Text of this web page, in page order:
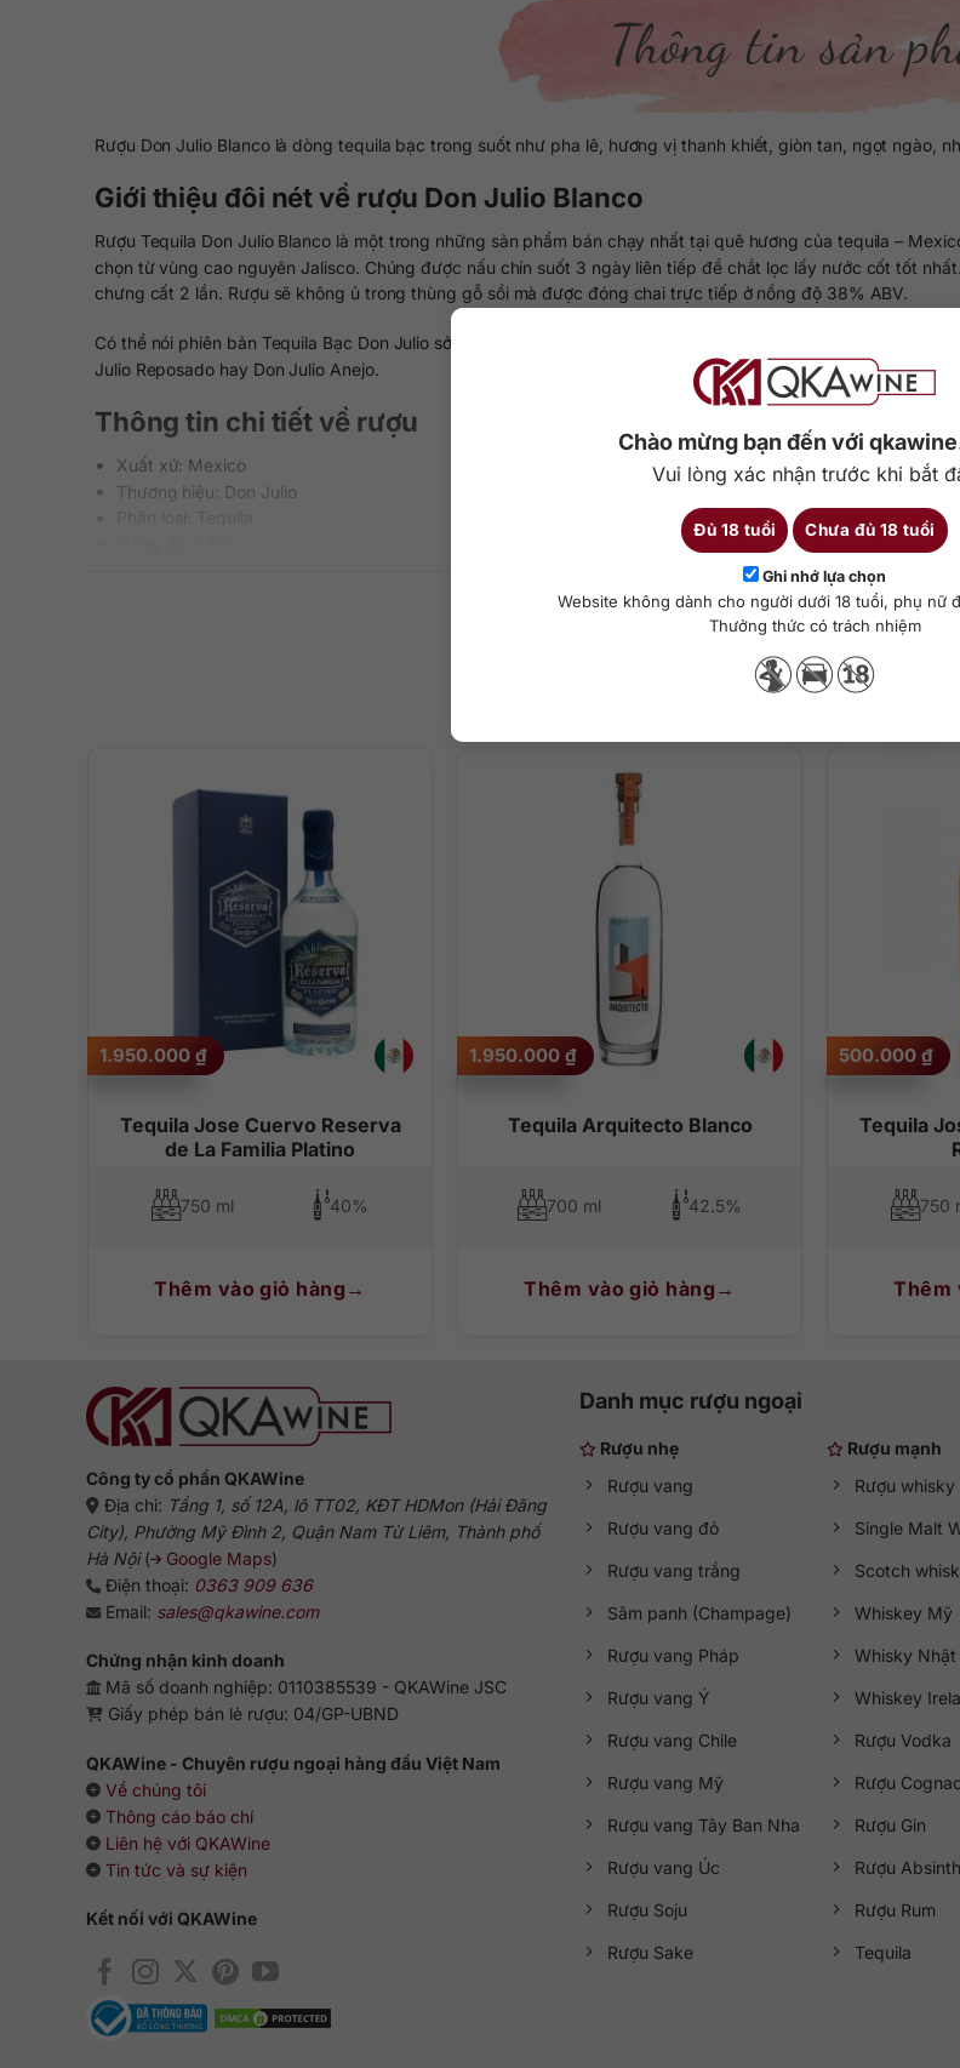
Chào mừng bạn đến với
Vui lòng xác nhận trước khi bắt
Đủ 18 tuổi Chưa đủ 18 tuổi
Ghi nhớ lựa chọn
Website không dành cho người dưới 18 tuổi, phụ nữ
Thưởng thức có trách nhiệm
Thông tin sản
Rượu Don Julio Blanco là dòng tequila bạc trong suốt như pha lê, hương vị thanh khiết, giòn tan, ngọt ngào,
Giới thiệu đôi nét về rượu Don Julio Blanco
Rượu Tequila Don Julio Blanco là một trong những sản phẩm bán chạy nhất tại quê hương của tequila –
chọn từ vùng cao nguyên Jalisco. Chúng được nấu chín suốt 3 ngày liên tiếp để chắt lọc lấy nước cốt tốt
chưng cất 2 lần. Rượu sẽ không ủ trong thùng gỗ sồi mà được đóng chai trực tiếp ở nồng độ 38% ABV.
Có thể nói phiên bản Tequila Bạc Don Julio sở hữu hương vị sạch sẽ đáng kinh ngạc. Và nó đã tạo cảm
Julio Reposado hay Don Julio Anejo.
Thông tin chi tiết về rượu
Xuất xứ: Mexico
Thương hiệu: Don Julio
ngọt ngào nhẹ nhàng của cây thùa gai cực kỳ nổi bật. Kết thúc thanh khiết với sự xuất hiện đầy kinh ngạc
Bạn hoàn toàn có thể nhâm nhi rượu theo kiểu nguyên chất nhưng nó sẽ ngon hơn khi được pha chế trong
nốc tequila – mút chanh.
Chi tiết
Sản phẩm tương tự
Tequila Jose Cuervo Reserva
de La Familia Platino
1.950.000 ₫
750 ml 40%
Thêm vào giỏ hàng
Tequila Arquitecto Blanco
1.950.000 ₫
700 ml 42.5%
Thêm vào giỏ hàng
Tequila
500.000 ₫
750
Thêm
Công ty cổ phần QKAWine
Địa chỉ: Tầng 1, số 12A, lô TT02, KĐT HDMon (Hải Đăng
City), Phường Mỹ Đình 2, Quận Nam Từ Liêm, Thành phố
Hà Nội( Google Maps)
Điện thoại: 0363 909 636
Email: sales@qkawine.com
Chứng nhận kinh doanh
Mã số doanh nghiệp: 0110385539 - QKAWine JSC
Giấy phép bán lẻ rượu: 04/GP-UBND
QKAWine - Chuyên rượu ngoại hàng đầu Việt Nam
Về chúng tôi
Thông cáo báo chí
Liên hệ với QKAWine
Tin tức và sự kiện
Kết nối với QKAWine
Danh mục rượu ngoại
Rượu nhẹ
Rượu vang
Rượu vang đỏ
Rượu vang trắng
Sâm panh (Champage)
Rượu vang Pháp
Rượu vang Ý
Rượu vang Chile
Rượu vang Mỹ
Rượu vang Tây Ban Nha
Rượu vang Úc
Rượu Soju
Rượu Sake
Rượu mạnh
Rượu whisky
Single Malt
Scotch
Whiskey Mỹ
Whisky Nhật
Whiskey
Rượu Vodka
Rượu Cognac
Rượu Gin
Rượu
Rượu Rum
Tequila